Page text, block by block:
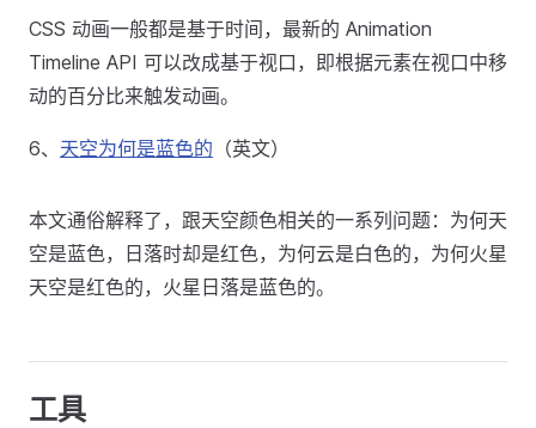
CSS 动画一般都是基于时间，最新的 Animation
Timeline API 可以改成基于视口，即根据元素在视口中移
动的百分比来触发动画。
6、 天空为何是蓝色的 （英文）
本文通俗解释了，跟天空颜色相关的一系列问题：为何天
空是蓝色，日落时却是红色，为何云是白色的，为何火星
天空是红色的，火星日落是蓝色的。
工具